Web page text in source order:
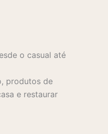
o casual até
produtos de
e restaurar